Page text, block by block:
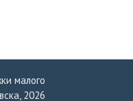
малого
2026